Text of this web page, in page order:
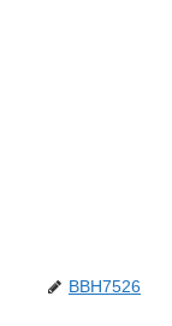
BBH7526